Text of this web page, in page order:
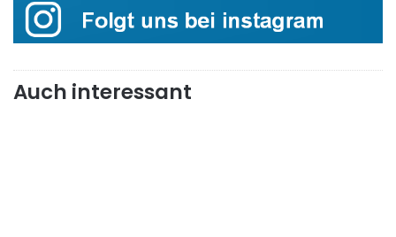
Auch interessant